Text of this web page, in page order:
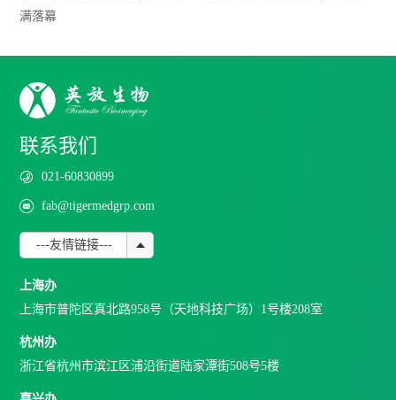
满落幕
联系我们
021-60830899
fab@tigermedgrp.com
---友情链接---
上海办
上海市普陀区真北路958号（天地科技广场）1号楼208室
杭州办
浙江省杭州市滨江区浦沿街道陆家潭街508号5楼